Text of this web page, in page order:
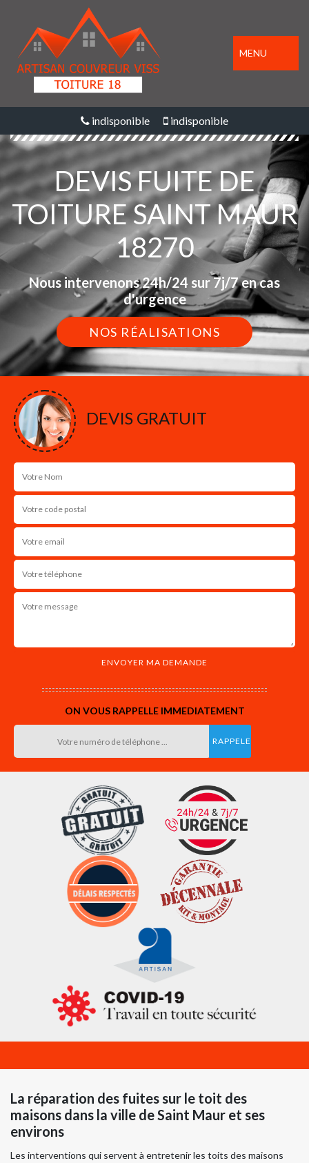
MENU
indisponible indisponible
DEVIS FUITE DE
TOITURE SAINT MAUR
18270
Nous intervenons 24h/24 sur 7j/7 en cas
d'urgence
NOS RÉALISATIONS
DEVIS GRATUIT
ON VOUS RAPPELLE IMMEDIATEMENT
La réparation des fuites sur le toit des
maisons dans la ville de Saint Maur et ses
environs
Les interventions qui servent à entretenir les toits des maisons